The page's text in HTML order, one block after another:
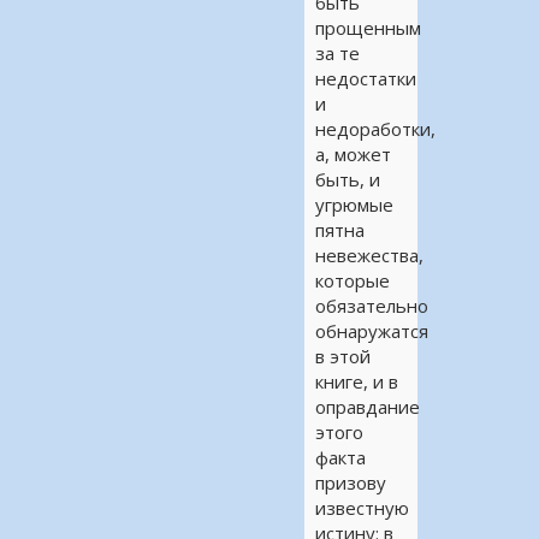
прощенным
за те
недостатки
и
недоработки,
а, может
быть, и
угрюмые
пятна
невежества,
которые
обязательно
обнаружатся
в этой
книге, и в
оправдание
этого
факта
призову
известную
истину: в